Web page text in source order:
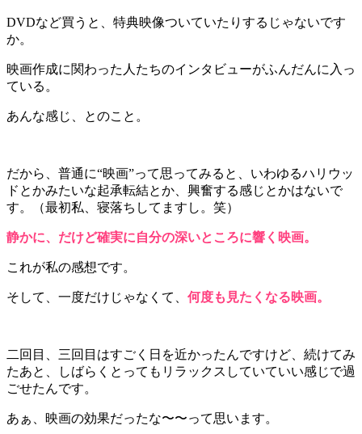
DVDなど買うと、特典映像ついていたりするじゃないです
か。
映画作成に関わった人たちのインタビューがふんだんに入っ
ている。
あんな感じ、とのこと。
だから、普通に“映画”って思ってみると、いわゆるハリウッ
ドとかみたいな起承転結とか、興奮する感じとかはないで
す。（最初私、寝落ちしてますし。笑）
静かに、だけど確実に自分の深いところに響く映画。
これが私の感想です。
そして、一度だけじゃなくて、 何度も見たくなる映画。
二回目、三回目はすごく日を近かったんですけど、続けてみ
たあと、しばらくとってもリラックスしていていい感じで過
ごせたんです。
あぁ、映画の効果だったな〜〜って思います。